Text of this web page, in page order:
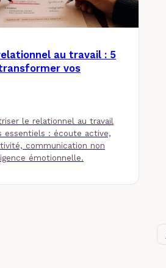
au travail : 5
vos
le relationnel au travail
essentiels : écoute active,
communication non
émotionnelle.